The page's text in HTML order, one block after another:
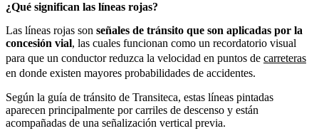
¿Qué significan las líneas rojas?
Las líneas rojas son señales de tránsito que son aplicadas por la
concesión vial, las cuales funcionan como un recordatorio visual
para que un conductor reduzca la velocidad en puntos de carreteras
en donde existen mayores probabilidades de accidentes.
Según la guía de tránsito de Transiteca, estas líneas pintadas
aparecen principalmente por carriles de descenso y están
acompañadas de una señalización vertical previa.